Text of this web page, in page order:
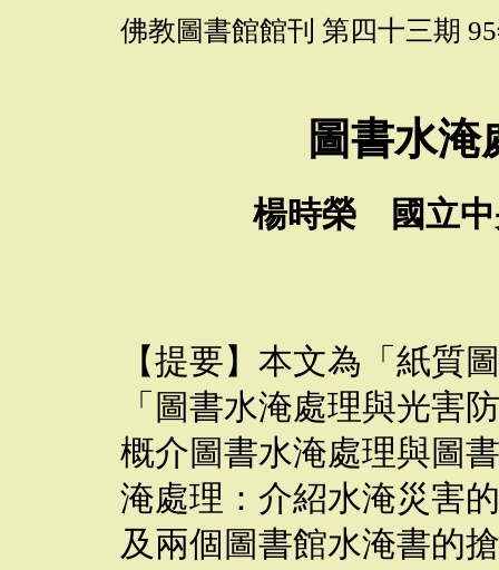
佛教圖書館館刊 第四十三期
圖書水淹
楊時榮 國立中
【提要】本文為「紙質
「圖書水淹處理與光害
概介圖書水淹處理與圖
淹處理：介紹水淹災害
及兩個圖書館水淹書的